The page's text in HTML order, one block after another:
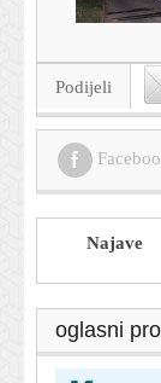
Podijeli
Najave
oglasni